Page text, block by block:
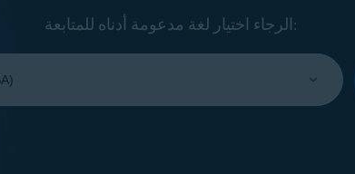
الرجاء اختيار لغة مدعومة أدناه للمتابعة: